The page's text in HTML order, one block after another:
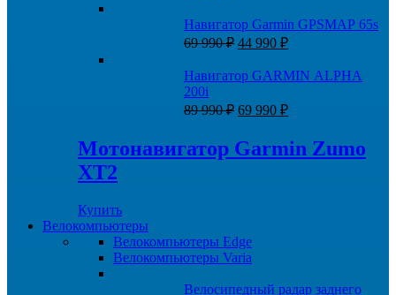
Навигатор Garmin GPSMAP 65s
69 990₽ Первоначальная
составляла
69
990 ₽.
44 990 ₽Текущая
44
Навигатор GARMIN ALPHA
200i
89 990₽ Первоначальная
составляла
89
69 990 ₽Текущая
69
990 ₽.
Мотонавигатор Garmin Zumo
XT2
Купить
Велокомпьютеры
Велокомпьютеры Edge
Велокомпьютеры Varia
Велосипедный радар заднего